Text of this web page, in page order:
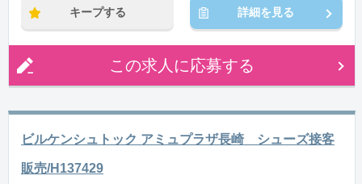
※残業：20〜40時間程度/月
キープする 詳細を見る
この求人に応募する
ビルケンシュトック アミュプラザ長崎 シューズ接客
販売/H137429